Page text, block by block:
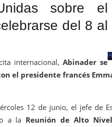
sobre el
del 8 al
internacional, Abinader se
el presidente francés
12 de junio, el jefe de
a la Reunión de Alto